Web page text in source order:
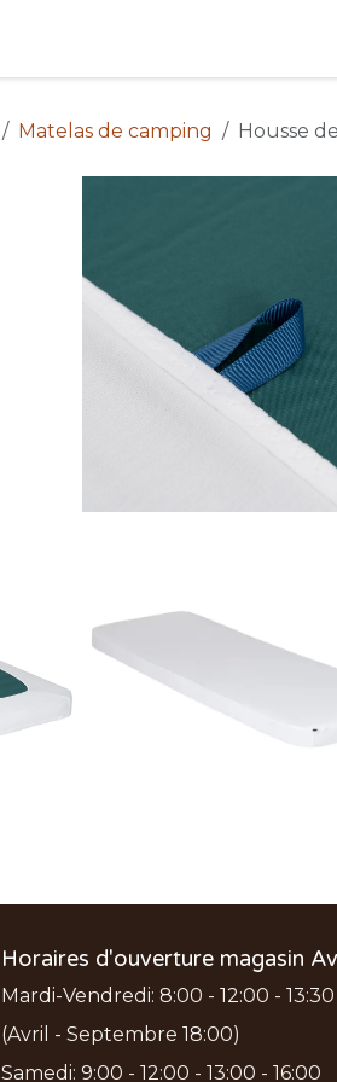
Matelas de camping Housse
Horaires d'ouverture magasin
Mardi-Vendredi: 8:00 - 12:00 - 13:30
(Avril - Septembre 18:00)
Samedi: 9:00 - 12:00 - 13:00 - 16:00